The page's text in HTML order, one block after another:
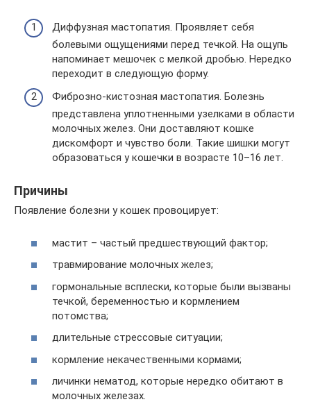
Диффузная мастопатия. Проявляет себя
болевыми ощущениями перед течкой. На ощупь
напоминает мешочек с мелкой дробью. Нередко
переходит в следующую форму.
Фиброзно-кистозная мастопатия. Болезнь
представлена уплотненными узелками в области
молочных желез. Они доставляют кошке
дискомфорт и чувство боли. Такие шишки могут
образоваться у кошечки в возрасте 10–16 лет.
Причины
Появление болезни у кошек провоцирует:
мастит – частый предшествующий фактор;
травмирование молочных желез;
гормональные всплески, которые были вызваны
течкой, беременностью и кормлением
потомства;
длительные стрессовые ситуации;
кормление некачественными кормами;
личинки нематод, которые нередко обитают в
молочных железах.